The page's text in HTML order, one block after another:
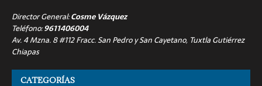
Director General:Cosme Vázquez
Teléfono:9611406004
Av. 4 Mzna. 8 #112 Fracc. San Pedro y San Cayetano, Tuxtla Gutiérrez
Chiapas
CATEGORÍAS